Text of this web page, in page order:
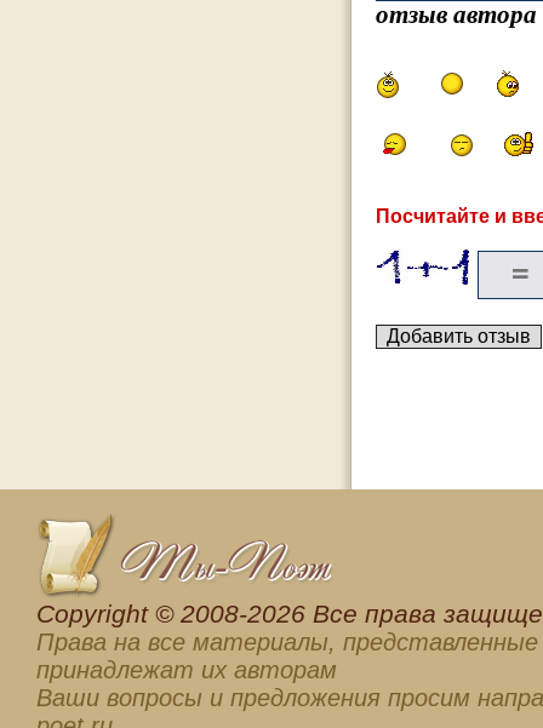
отзыв
Посчитайте и
Сopyright © 2008-2026 Все права
Права на все материалы, представленные
принадлежат их авторам
Ваши вопросы и предложения просим